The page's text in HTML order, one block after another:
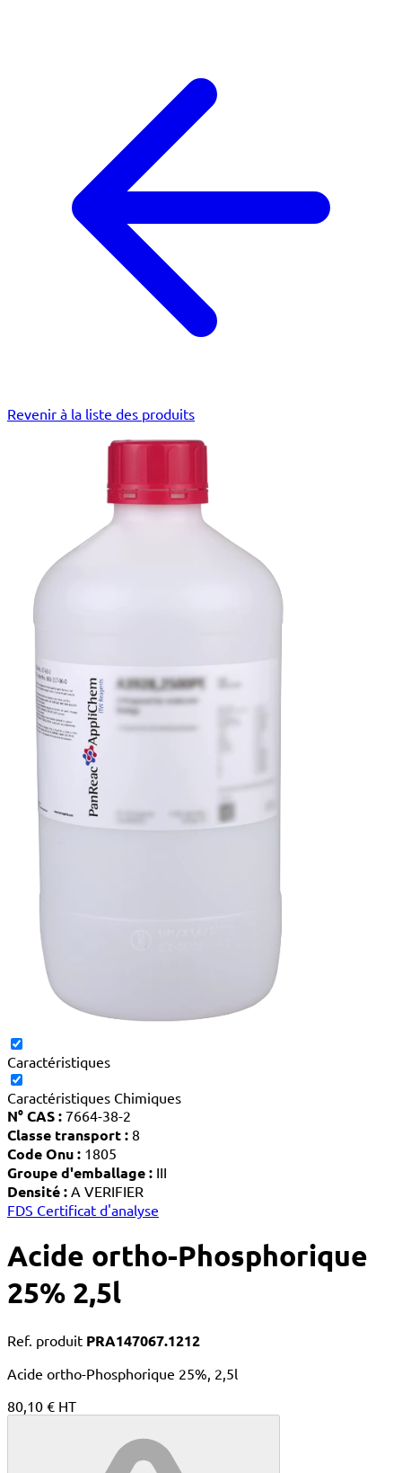
Revenir à la liste des produits
Caractéristiques
Caractéristiques Chimiques
N° CAS : 7664-38-2
Classe transport : 8
Code Onu : 1805
Groupe d'emballage : III
Densité : A VERIFIER
FDS Certificat d'analyse
Acide ortho-Phosphorique
25% 2,5l
Ref. produit PRA147067.1212
Acide ortho-Phosphorique 25%, 2,5l
80,10 € HT